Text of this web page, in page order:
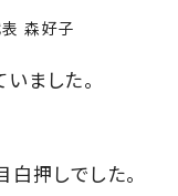
表 森好子
ました。
押しでした。